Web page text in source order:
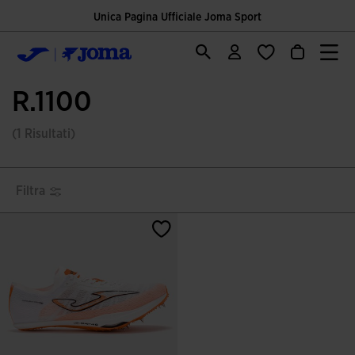
Unica Pagina Ufficiale Joma Sport
R.1100
(1 Risultati)
Filtra